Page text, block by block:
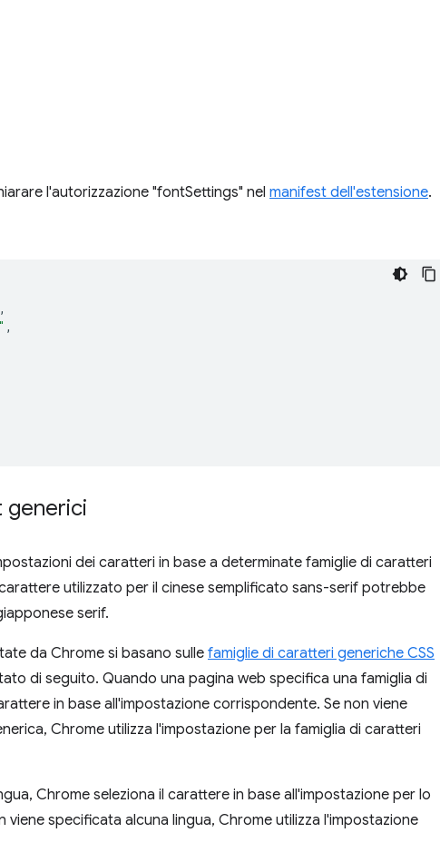
l'autorizzazione "fontSettings" nel manifest dell'estensione.
,
,
generici
dei caratteri in base a determinate famiglie di caratteri
utilizzato per il cinese semplificato sans-serif potrebbe
serif.
da Chrome si basano sulle famiglie di caratteri generiche CSS
di seguito. Quando una pagina web specifica una famiglia di
in base all'impostazione corrispondente. Se non viene
Chrome utilizza l'impostazione per la famiglia di caratteri
Chrome seleziona il carattere in base all'impostazione per lo
specificata alcuna lingua, Chrome utilizza l'impostazione